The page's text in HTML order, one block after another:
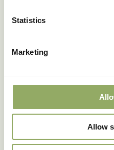
Statistics
Marketing
Allow
Onze accountmanagers
Maak een afspraak